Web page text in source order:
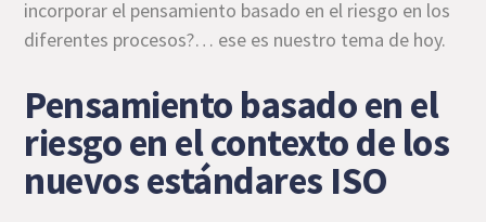
incorporar el pensamiento basado en el riesgo en los
diferentes procesos?… ese es nuestro tema de hoy.
Pensamiento basado en el
riesgo en el contexto de los
nuevos estándares ISO